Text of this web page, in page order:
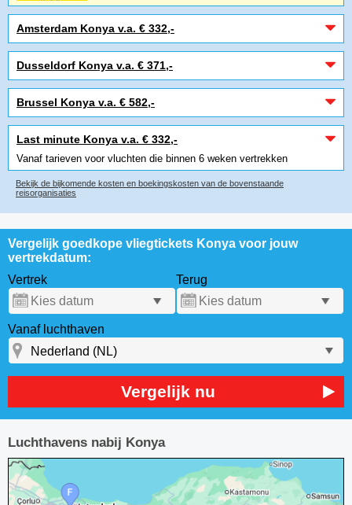
Amsterdam Konya v.a. € 332,-
Dusseldorf Konya v.a. € 371,-
Brussel Konya v.a. € 582,-
Last minute Konya v.a. € 332,-
Vanaf tarieven voor vluchten die binnen 6 weken vertrekken
Bekijk de bijkomende kosten en boekingskosten van de bovenstaande
reisorganisaties
Vergelijk goedkope vliegtickets Konya voor jouw
vertrekdatum:
Vertrek
Terug
Vanaf luchthaven
Vergelijk nu
Luchthavens nabij Konya